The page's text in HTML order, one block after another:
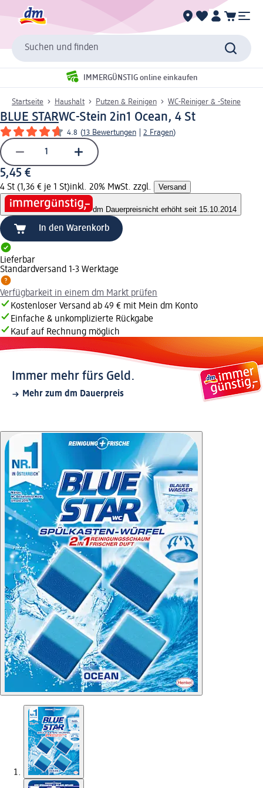
Suchen und finden
IMMERGÜNSTIG online einkaufen
Startseite Haushalt Putzen & Reinigen WC-Reiniger & -Steine
BLUE STARWC-Stein 2in1 Ocean, 4 St
4.8 (13 Bewertungen 2 Fragen)
5,45 €
4 St (1,36 € je 1 St)inkl. 20% MwSt. zzgl. Versand
dm Dauerpreisnicht erhöht seit 15.10.2014
In den Warenkorb
Lieferbar
Standardversand 1-3 Werktage
Verfügbarkeit in einem dm Markt prüfen
Kostenloser Versand ab 49 € mit Mein dm Konto
Einfache & unkomplizierte Rückgabe
Kauf auf Rechnung möglich
Immer mehr fürs Geld.
Mehr zum dm Dauerpreis